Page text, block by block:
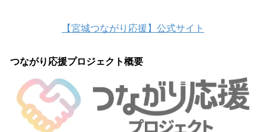
【宮城つながり応援】公式サイト
つながり応援プロジェクト概要